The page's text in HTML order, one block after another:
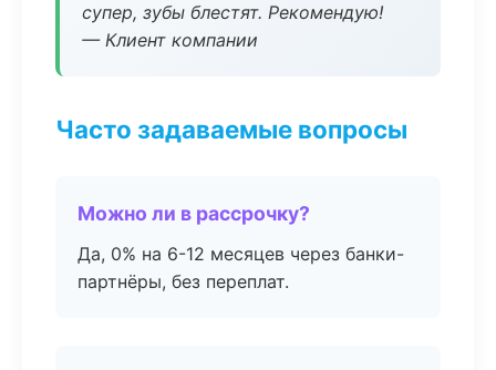
супер, зубы блестят. Рекомендую!
— Клиент компании
Часто задаваемые вопросы
Можно ли в рассрочку?
Да, 0% на 6-12 месяцев через банки-
партнёры, без переплат.